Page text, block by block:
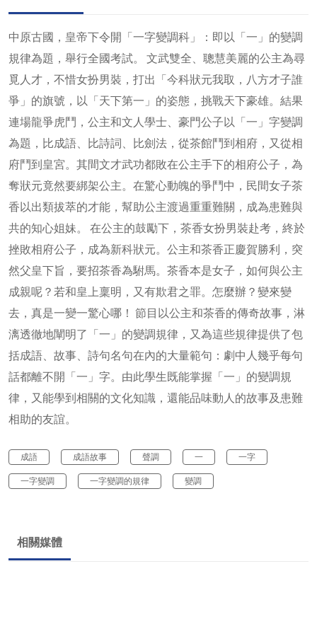
中原古國，皇帝下令開「一字變調科」：即以「一」的變調
規律為題，舉行全國考試。 文武雙全、聰慧美麗的公主為尋
覓人才，不惜女扮男裝，打出「今科狀元我取，八方才子誰
爭」的旗號，以「天下第一」的姿態，挑戰天下豪雄。結果
連場龍爭虎鬥，公主和文人學士、豪門公子以「一」字變調
為題，比成語、比詩詞、比劍法，從茶館鬥到相府，又從相
府鬥到皇宮。其間文才武功都敗在公主手下的相府公子，為
奪狀元竟然要綁架公主。在驚心動魄的爭鬥中，民間女子茶
香以出類拔萃的才能，幫助公主渡過重重難關，成為患難與
共的知心姐妹。 在公主的鼓勵下，茶香女扮男裝赴考，終於
挫敗相府公子，成為新科狀元。公主和茶香正慶賀勝利，突
然父皇下旨，要招茶香為駙馬。茶香本是女子，如何與公主
成親呢？若和皇上稟明，又有欺君之罪。怎麼辦？變來變
去，真是一變一驚心哪！ 節目以公主和茶香的傳奇故事，淋
漓透徹地闡明了「一」的變調規律，又為這些規律提供了包
括成語、故事、詩句名句在內的大量範句：劇中人幾乎每句
話都離不開「一」字。由此學生既能掌握「一」的變調規
律，又能學到相關的文化知識，還能品味動人的故事及患難
相助的友誼。
成語 成語故事 聲調 一 一字
一字變調 一字變調的規律 變調
相關媒體